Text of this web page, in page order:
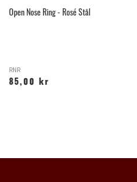
Open Nose Ring - Rosé Stål
RNR
85,00 kr